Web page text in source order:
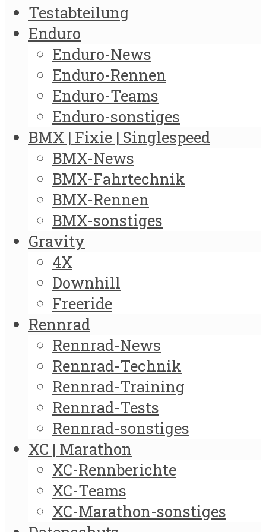
Testabteilung
Enduro
Enduro-News
Enduro-Rennen
Enduro-Teams
Enduro-sonstiges
BMX | Fixie | Singlespeed
BMX-News
BMX-Fahrtechnik
BMX-Rennen
BMX-sonstiges
Gravity
4X
Downhill
Freeride
Rennrad
Rennrad-News
Rennrad-Technik
Rennrad-Training
Rennrad-Tests
Rennrad-sonstiges
XC | Marathon
XC-Rennberichte
XC-Teams
XC-Marathon-sonstiges